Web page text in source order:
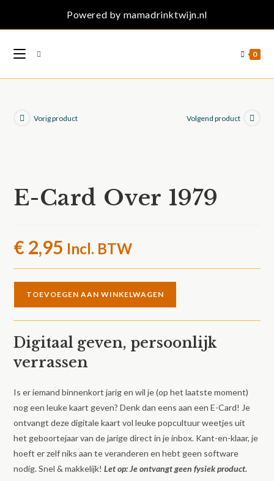
Powered by mamadrinktwijn.nl
0
Vorig product Volgend product
E-Card Over 1979
€ 2,95 Incl. BTW
Over
1979
aantal
TOEVOEGEN AAN WINKELWAGEN
Digitaal geven, persoonlijk
verrassen
Is er iemand binnenkort jarig en wil je (op het laatste moment)
nog een leuke kaart geven? Denk dan eens aan een E-Card! Je
ontvangt deze digitale kaart vol leuke popcultuur weetjes uit
het geboortejaar van de jarige direct in je inbox. Kant-en-klaar, je
hoeft er zelf niks aan te veranderen en hebt geen software
nodig. Snel & makkelijk!Let op: Je ontvangt geen fysiek product.